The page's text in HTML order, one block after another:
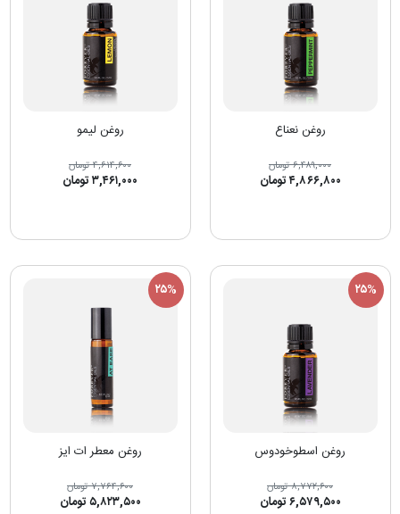
روغن نعناع
۶,۴۸۹,۰۰۰ تومان
۴,۸۶۶,۸۰۰ تومان
روغن لیمو
۴,۶۱۴,۶۰۰ تومان
۳,۴۶۱,۰۰۰ تومان
۲۵%
روغن اسطوخودوس
۸,۷۷۲,۶۰۰ تومان
۶,۵۷۹,۵۰۰ تومان
۲۵%
روغن معطر ات ایز
۷,۷۶۴,۶۰۰ تومان
۵,۸۲۳,۵۰۰ تومان